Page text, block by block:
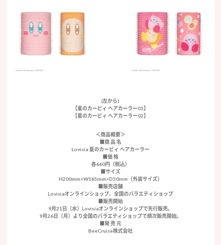
(左から)
【星のカービィ ヘアカーラー01】
【星のカービィ ヘアカーラー02】
＜商品概要＞
■商 品 名
Lovisia 星のカービィ ヘアカーラー
■価 格
各660円（税込）
■サイズ
H200mm×W165mm×D50mm（外装サイズ）
■販売店舗
Lovisiaオンラインショップ、全国のバラエティショップ
■販売開始
9月21日（水）Lovisiaオンラインショップで先行販売。
9月26日（月）より全国のバラエティショップで順次販売開始。
■発 売 元
BeeCruise株式会社